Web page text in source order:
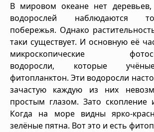
В мировом океане нет
водорослей наблюдаются
побережья. Однако
таки существует. И основную её
микроскопические
водоросли, которые
фитопланктон. Эти водоросли
зачастую каждую из них
простым глазом. Зато скопление
Когда на море видны ярко-
зелёные пятна. Вот это и есть